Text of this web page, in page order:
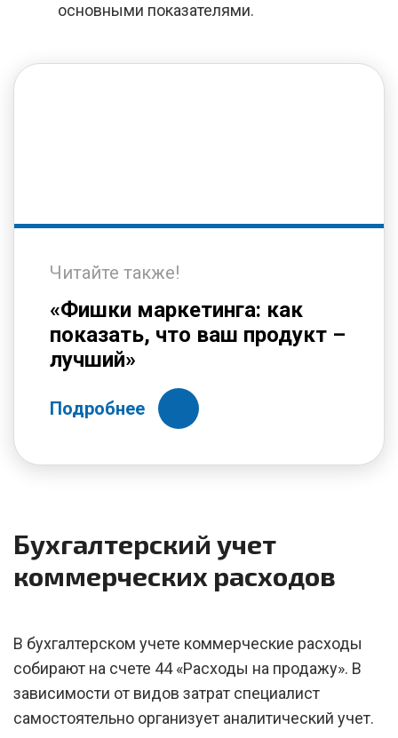
основными показателями.
Читайте также!
«Фишки маркетинга: как
показать, что ваш продукт –
лучший»
Подробнее
Бухгалтерский учет
коммерческих расходов
В бухгалтерском учете коммерческие расходы
собирают на счете 44 «Расходы на продажу». В
зависимости от видов затрат специалист
самостоятельно организует аналитический учет.